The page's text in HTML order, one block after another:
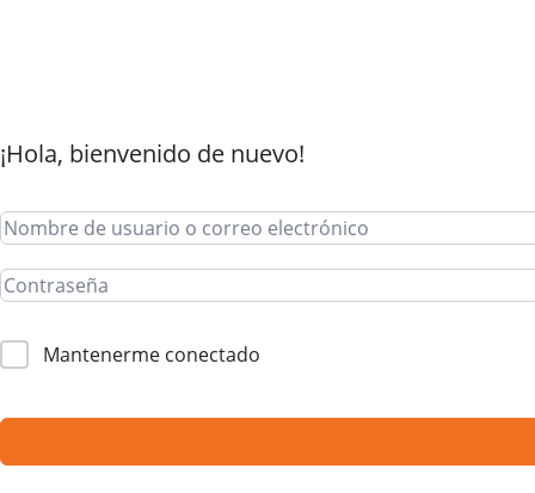
¡Hola, bienvenido de nuevo!
Mantenerme conectado